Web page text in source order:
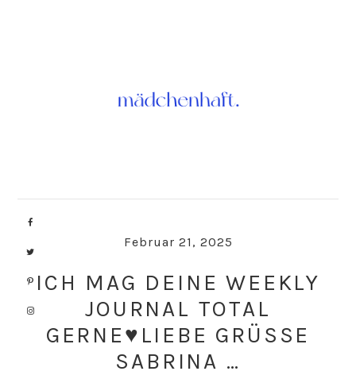
Februar 21, 2025
ICH MAG DEINE WEEKLY
JOURNAL TOTAL
GERNE♥LIEBE GRÜSSE S
ABRINA …